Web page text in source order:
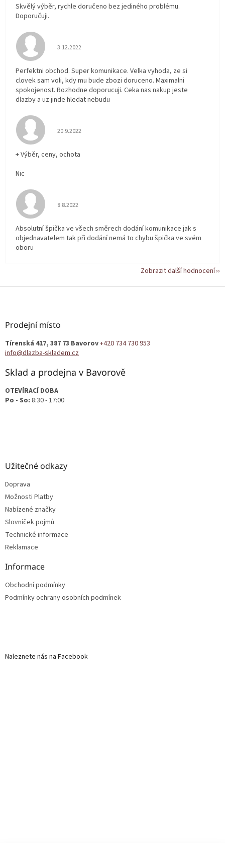
Skvělý výběr, rychle doručeno bez jediného problému.
Doporučuji.
Hodnocení obchodu je 5 z 5 hvězdiček.
3.12.2022
Perfektni obchod. Super komunikace. Velka vyhoda, ze si
clovek sam voli, kdy mu bude zbozi doruceno. Maximalni
spokojenost. Rozhodne doporucuji. Ceka nas nakup jeste
dlazby a uz jinde hledat nebudu
Hodnocení obchodu je 5 z 5 hvězdiček.
20.9.2022
+ Výběr, ceny, ochota
Nic
Hodnocení obchodu je 5 z 5 hvězdiček.
8.8.2022
Absolutní špička ve všech směrech dodání komunikace jak s
objednavatelem tak při dodání nemá to chybu špička ve svém
oboru
Zobrazit další hodnocení
Z
Prodejní místo
Tírenská 417, 387 73 Bavorov+420 734 730 953
info@dlazba-skladem.cz
Sklad a prodejna v Bavorově
OTEVÍRACÍ DOBA
Po - So: 8:30 - 17:00
Užitečné odkazy
Doprava
Možnosti Platby
Nabízené značky
Slovníček pojmů
Technické informace
Reklamace
Informace
Obchodní podmínky
Podmínky ochrany osobních podmínek
Naleznete nás na Facebook